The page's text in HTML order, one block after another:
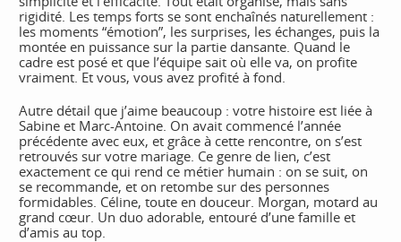
rigidité. Les temps forts se sont enchaînés naturellement :
les moments “émotion”, les surprises, les échanges, puis la
montée en puissance sur la partie dansante. Quand le
cadre est posé et que l’équipe sait où elle va, on profite
vraiment. Et vous, vous avez profité à fond.
Autre détail que j’aime beaucoup : votre histoire est liée à
Sabine et Marc-Antoine. On avait commencé l’année
précédente avec eux, et grâce à cette rencontre, on s’est
retrouvés sur votre mariage. Ce genre de lien, c’est
exactement ce qui rend ce métier humain : on se suit, on
se recommande, et on retombe sur des personnes
formidables. Céline, toute en douceur. Morgan, motard au
grand cœur. Un duo adorable, entouré d’une famille et
d’amis au top.